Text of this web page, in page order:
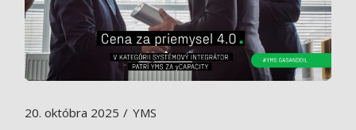
20. októbra 2025 YMS